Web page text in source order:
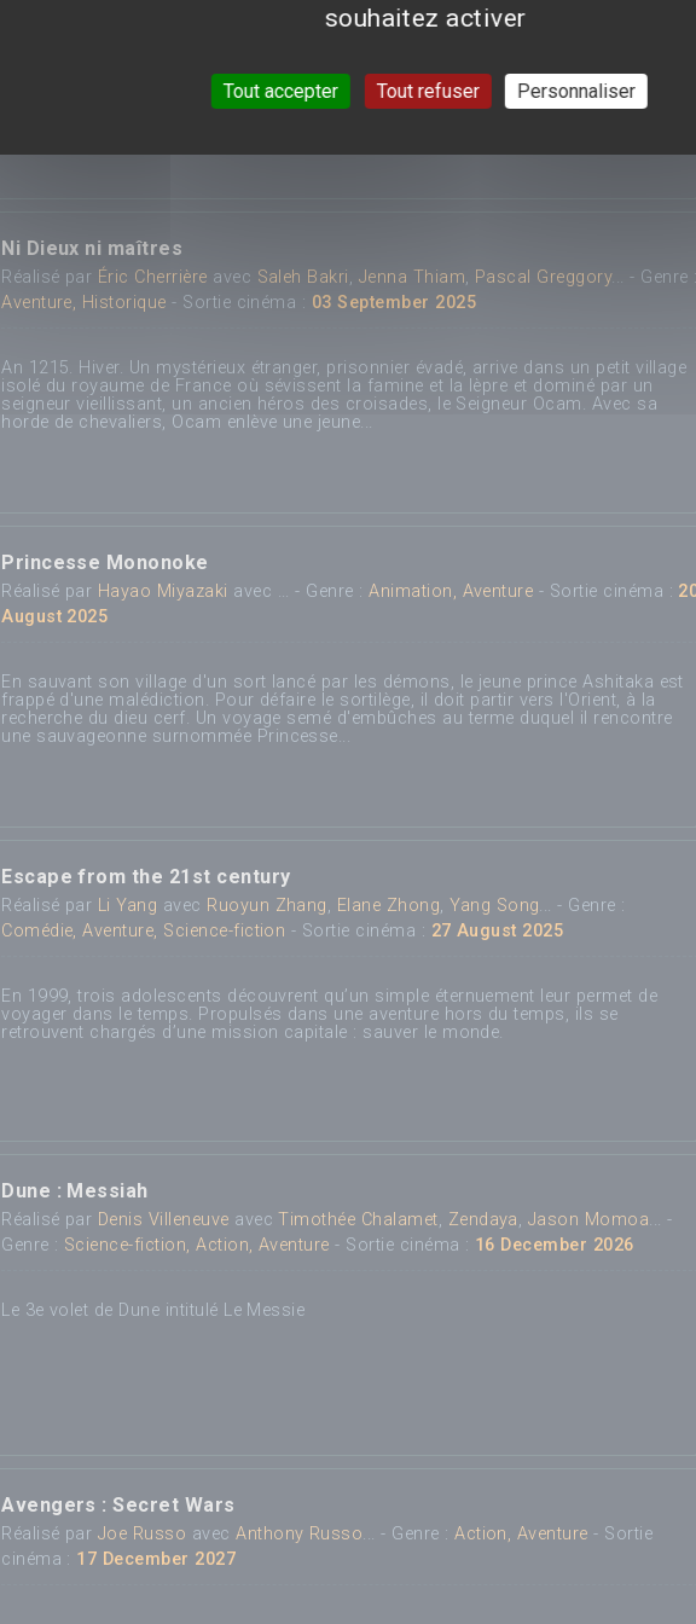
une jeune femme qui semble s'intéresser à lui.
Ni Dieux ni maîtres
Réalisé par Éric Cherrière avec Saleh Bakri, Jenna Thiam, Pascal Greggory... - Genre
Aventure, Historique - Sortie cinéma : 03 September 2025
An 1215. Hiver. Un mystérieux étranger, prisonnier évadé, arrive dans un petit village
isolé du royaume de France où sévissent la famine et la lèpre et dominé par un
seigneur vieillissant, un ancien héros des croisades, le Seigneur Ocam. Avec sa
horde de chevaliers, Ocam enlève une jeune...
Princesse Mononoke
Réalisé par Hayao Miyazaki avec ... - Genre :Animation, Aventure - Sortie cinéma :
August 2025
En sauvant son village d'un sort lancé par les démons, le jeune prince Ashitaka est
frappé d'une malédiction. Pour défaire le sortilège, il doit partir vers l'Orient, à la
recherche du dieu cerf. Un voyage semé d'embûches au terme duquel il rencontre
une sauvageonne surnommée Princesse...
Escape from the 21st century
Réalisé par Li Yang avec Ruoyun Zhang, Elane Zhong,Yang Song... - Genre :
Comédie, Aventure, Science-fiction - Sortie cinéma : 27 August 2025
En 1999, trois adolescents découvrent qu’un simple éternuement leur permet de
voyager dans le temps. Propulsés dans une aventure hors du temps, ils se
retrouvent chargés d’une mission capitale : sauver le monde.
Dune : Messiah
Réalisé par Denis Villeneuve avecTimothée Chalamet, Zendaya, Jason Momoa... -
Genre : Science-fiction, Action, Aventure - Sortie cinéma : 16 December 2026
Le 3e volet de Dune intitulé Le Messie
Avengers : Secret Wars
Réalisé par Joe Russo avecAnthony Russo... - Genre :Action, Aventure - Sortie
cinéma : 17 December 2027
souhaitez activer
Tout accepter Tout refuser Personnaliser